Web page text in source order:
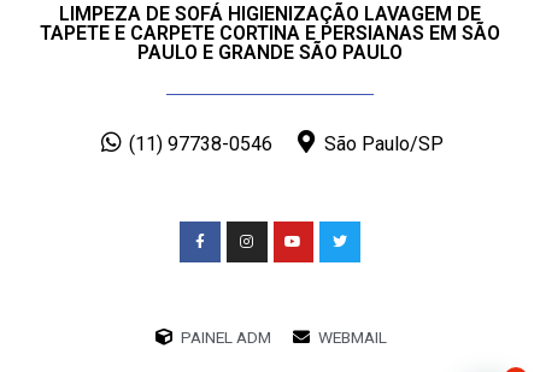
LIMPEZA DE SOFÁ HIGIENIZAÇÃO LAVAGEM DE
TAPETE E CARPETE CORTINA E PERSIANAS EM SÃO
PAULO E GRANDE SÃO PAULO
(11) 97738-0546 São Paulo/SP
PAINEL ADM WEBMAIL